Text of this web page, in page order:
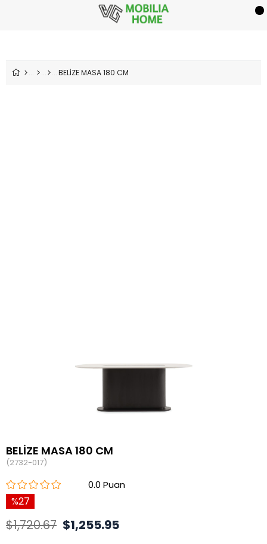
BELİZE MASA 180 CM
BELİZE MASA 180 CM
(2732-017)
0.0
27
$1,720.67 $1,255.95